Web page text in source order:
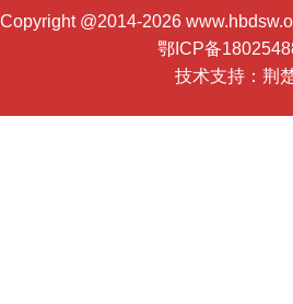
Copyright @2014-2026
鄂ICP备
技术支持： 荆